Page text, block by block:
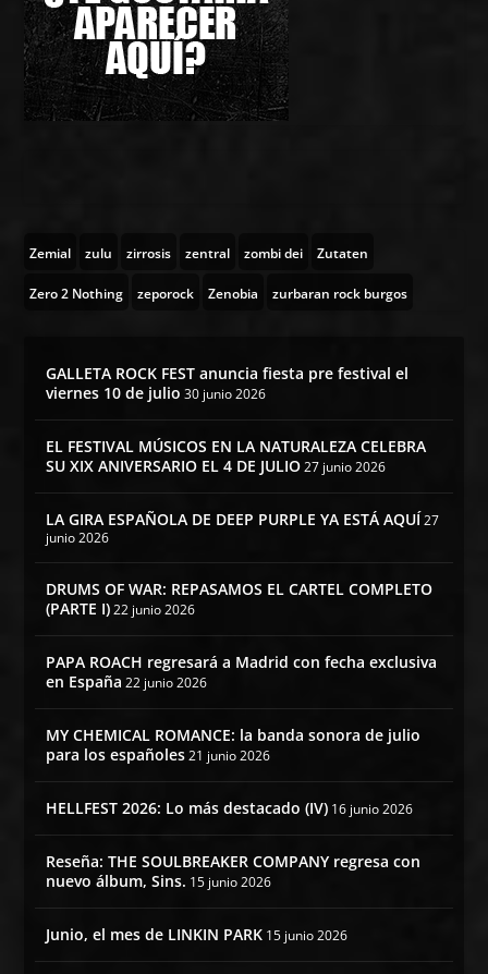
Zemial zulu zirrosis zentral zombi dei Zutaten
Zero 2 Nothing zeporock Zenobia zurbaran rock burgos
GALLETA ROCK FEST anuncia fiesta pre festival el
viernes 10 de julio 30 junio 2026
EL FESTIVAL MÚSICOS EN LA NATURALEZA CELEBRA
SU XIX ANIVERSARIO EL 4 DE JULIO 27 junio 2026
LA GIRA ESPAÑOLA DE DEEP PURPLE YA ESTÁ AQUÍ 27
junio 2026
DRUMS OF WAR: REPASAMOS EL CARTEL COMPLETO
(PARTE I) 22 junio 2026
PAPA ROACH regresará a Madrid con fecha exclusiva
en España 22 junio 2026
MY CHEMICAL ROMANCE: la banda sonora de julio
para los españoles 21 junio 2026
HELLFEST 2026: Lo más destacado (IV) 16 junio 2026
Reseña: THE SOULBREAKER COMPANY regresa con
nuevo álbum, Sins. 15 junio 2026
Junio, el mes de LINKIN PARK 15 junio 2026